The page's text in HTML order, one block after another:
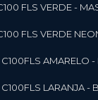
FLS VERDE -
FLS VERDE
AMARELO -
LARANJA -